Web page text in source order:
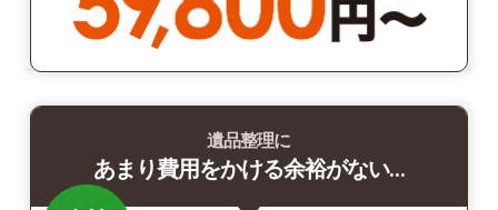
遺品整理に
あまり費用をかける余裕がない…